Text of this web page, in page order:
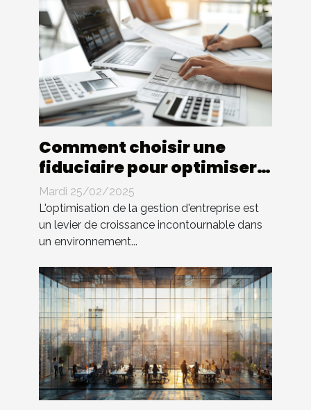
Comment choisir une
fiduciaire pour optimiser
la gestion d'entreprise
Mardi 25/02/2025
L'optimisation de la gestion d'entreprise est
un levier de croissance incontournable dans
un environnement...